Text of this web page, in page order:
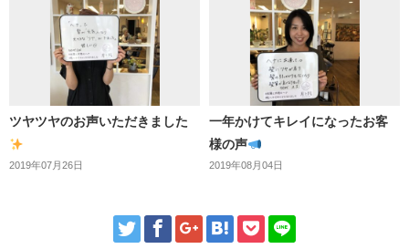
ツヤツヤのお声いただきました
2019年07月26日
一年かけてキレイになったお客
様の声
2019年08月04日